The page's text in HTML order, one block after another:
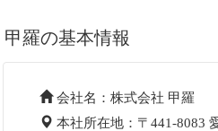
甲羅の基本情報
会社名：株式会社 甲羅
本社所在地：〒441-8083